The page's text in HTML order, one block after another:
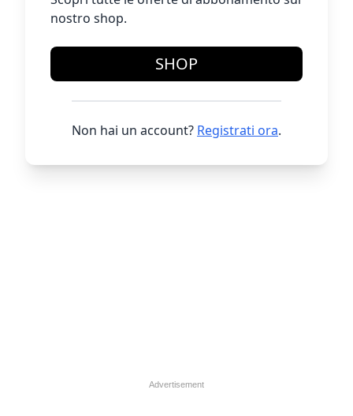
nostro shop.
SHOP
Non hai un account? Registrati ora.